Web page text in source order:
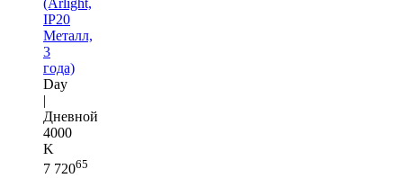
IP20
Металл,
3
года)
Day
|
Дневной
4000
K
7 72065